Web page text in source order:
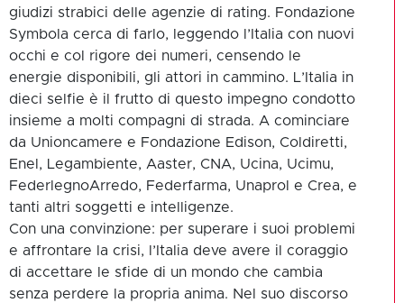
giudizi strabici delle agenzie di rating. Fondazione
Symbola cerca di farlo, leggendo l’Italia con nuovi
occhi e col rigore dei numeri, censendo le
energie disponibili, gli attori in cammino. L’Italia in
dieci selfie è il frutto di questo impegno condotto
insieme a molti compagni di strada. A cominciare
da Unioncamere e Fondazione Edison, Coldiretti,
Enel, Legambiente, Aaster, CNA, Ucina, Ucimu,
FederlegnoArredo, Federfarma, Unaprol e Crea, e
tanti altri soggetti e intelligenze.
Con una convinzione: per superare i suoi problemi
e affrontare la crisi, l’Italia deve avere il coraggio
di accettare le sfide di un mondo che cambia
senza perdere la propria anima. Nel suo discorso